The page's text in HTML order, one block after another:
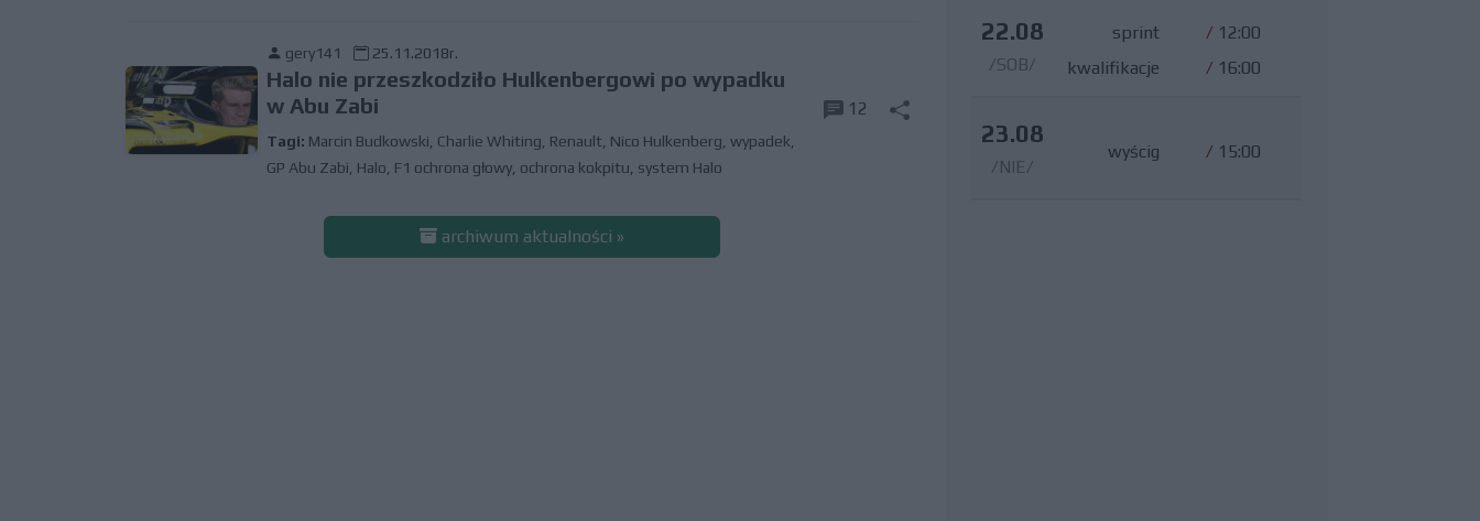
gery141 25.11.2018r.
Halo nie przeszkodziło Hulkenbergowi po wypadku
w Abu Zabi
Tagi: Marcin Budkowski Charlie Whiting Renault Nico Hulkenberg wypadek
GP Abu Zabi Halo F1 ochrona głowy ochrona kokpitu system Halo
12
archiwum aktualności »
22.08
/SOB/
sprint
kwalifikacje
/ 12:00
/ 16:00
23.08
/NIE/
wyścig / 15:00